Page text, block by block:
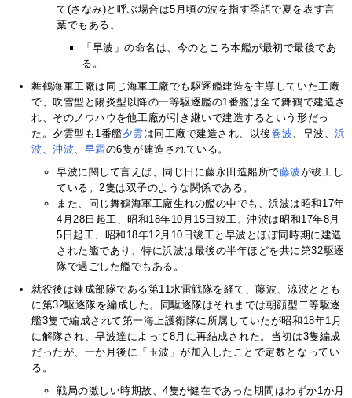
て(さなみ)と呼ぶ場合は5月頃の波を指す季語で夏を表す言
葉でもある。
「早波」の命名は、今のところ本艦が最初で最後であ
る。
舞鶴海軍工廠は同じ海軍工廠でも駆逐艦建造を主導していた工廠
で、吹雪型と陽炎型以降の一等駆逐艦の1番艦は全て舞鶴で建造さ
れ、そのノウハウを他工廠が引き継いで建造するという形だっ
た。夕雲型も1番艦夕雲は同工廠で建造され、以後巻波 、早波、浜
波
、沖波 早霜の6隻が建造されている。
早波に関して言えば、同じ日に藤永田造船所で藤波が竣工し
ている。2隻は双子のような関係である。
また、同じ舞鶴海軍工廠生れの艦の中でも、浜波は昭和17年
4月28日起工、昭和18年10月15日竣工。沖波は昭和17年8月
5日起工、昭和18年12月10日竣工と早波とほぼ同時期に建造
された艦であり、特に浜波は最後の半年ほどを共に第32駆逐
隊で過ごした艦でもある。
就役後は錬成部隊である第11水雷戦隊を経て、藤波、涼波ととも
に第32駆逐隊を編成した。同駆逐隊はそれまでは朝顔型二等駆逐
艦3隻で編成されて第一海上護衛隊に所属していたが昭和18年1月
に解隊され、早波達によって8月に再結成された。当初は3隻編成
だったが、一か月後に「玉波」が加入したことで定数となってい
る。
戦局の激しい時期故、4隻が健在であった期間はわずか1か月